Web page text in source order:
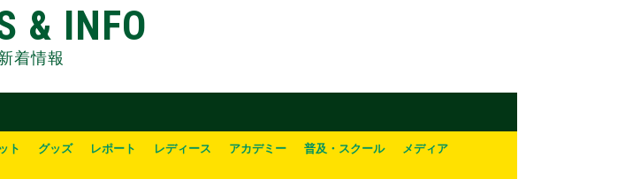
& INFO
着情報
ト グッズ レポート レディース アカデミー 普及・スクール
メディア